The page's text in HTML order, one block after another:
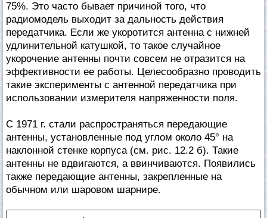
75%. Это часто бывает причиной того, что
радиомодель выходит за дальность действия
передатчика. Если же укоротится антенна с нижней
удлинительной катушкой, то такое случайное
укорочение антенны почти совсем не отразится на
эффективности ее работы. Целесообразно проводить
такие эксперименты с антенной передатчика при
использовании измерителя напряженности поля.
С 1971 г. стали распространяться передающие
антенны, установленные под углом около 45° на
наклонной стенке корпуса (см. рис. 12.2 б). Такие
антенны не вдвигаются, а ввинчиваются. Появились
также передающие антенны, закрепленные на
обычном или шаровом шарнире.